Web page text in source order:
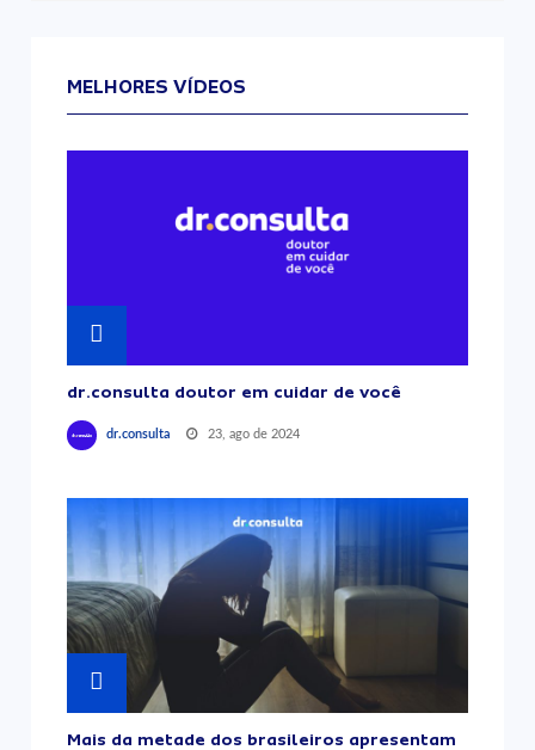
MELHORES VÍDEOS
dr.consulta doutor em cuidar de você
dr.consulta 23, ago de 2024
Mais da metade dos brasileiros apresentam